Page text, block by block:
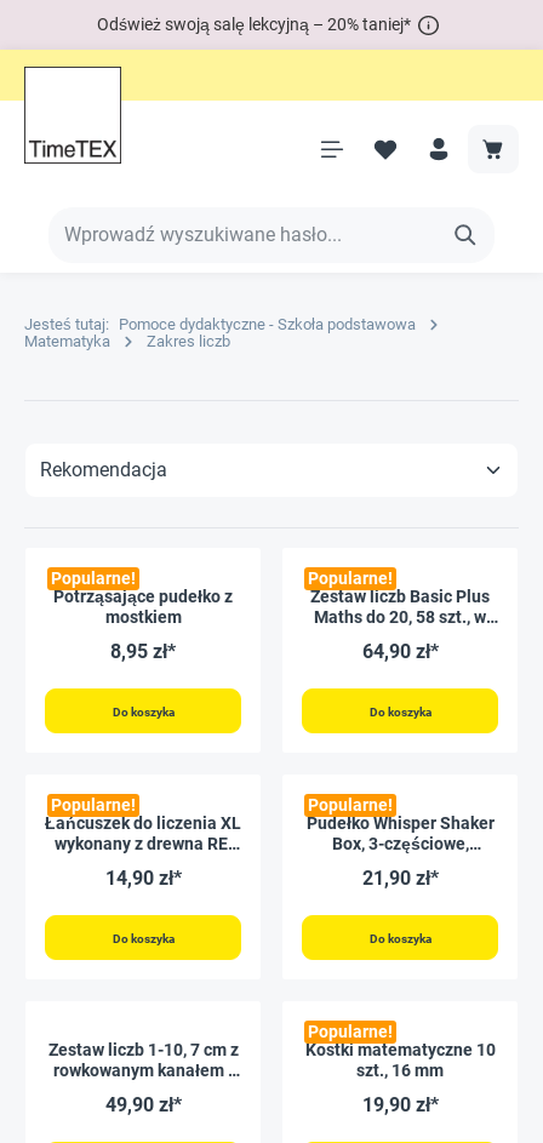
Odśwież swoją salę lekcyjną – 20% taniej*
Jesteś tutaj: Pomoce dydaktyczne - Szkoła podstawowa
Matematyka
Zakres liczb
Popularne!
Potrząsające pudełko z
mostkiem
8,95 zł*
Do koszyka
Popularne!
Zestaw liczb Basic Plus
Maths do 20, 58 szt., w
niebieski
64,90 zł*
Do koszyka
Popularne!
Łańcuszek do liczenia XL
wykonany z drewna RE,
niebieski/czerwony
14,90 zł*
Do koszyka
Popularne!
Pudełko Whisper Shaker
Box, 3-częściowe,
21,90 zł*
Do koszyka
Zestaw liczb 1-10, 7 cm z
rowkowanym kanałem i
49,90 zł*
Popularne!
Kostki matematyczne 10
szt., 16 mm
19,90 zł*